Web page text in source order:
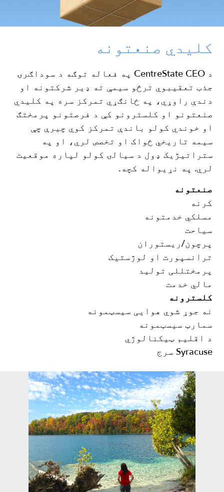
کلیدي صنعتونه
د CentreState CEO په فعاله توګه د سوداګرۍ
جذب تعقیبوي ترڅو سیمې ته ډیر شرکتونه او
دندې راوړي، په ځانګړي تمرکز سره په کلیدي
صنعتونو او کلسترونو کې د فرصتونو پرمختګ
او خوندي کولو باندې تمرکز کوي چیرې چې
سیمه تاریخي ځواک او تخصص لري، او په
ستراتیژیک ډول د سیالۍ کولو لپاره موقعیت
لري. په نړیواله کچه.
صنعتونه
کرنه
مسلکي خدمتونه
سیاحت
پرچون/ریستوران
ترانسپورت او لوژستیک
پرمختللی تولید
مالي خدمت
کلسترونه
نه جوړ شوي هوایی سیسټمونه
سمارټ سیسټمونه
د اقلیم ټیکنالوژي
Syracuse سرج